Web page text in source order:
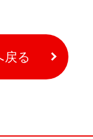
戻る